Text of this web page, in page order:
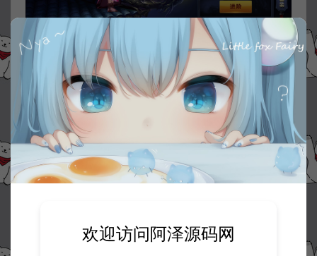
欢迎访问阿泽源码网